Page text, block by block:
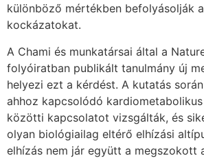
különböző mértékben befolyásolják
kockázatokat.
A Chami és munkatársai által a
folyóiratban publikált tanulmány új
helyezi ezt a kérdést. A kutatás
ahhoz kapcsolódó
közötti kapcsolatot vizsgálták, és
olyan biológiailag eltérő elhízási
elhízás nem jár együtt a megszokott